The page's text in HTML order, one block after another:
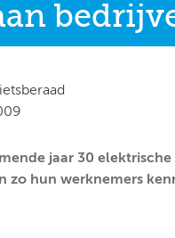
jaar 30
zo hun werknemers